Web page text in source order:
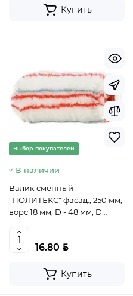
Купить
Выбор покупателей
В наличии
Валик сменный
"ПОЛИТЕКС" фасад., 250 мм,
ворс 18 мм, D - 48 мм, D
MTX, 80768
16.80 BYN
Купить